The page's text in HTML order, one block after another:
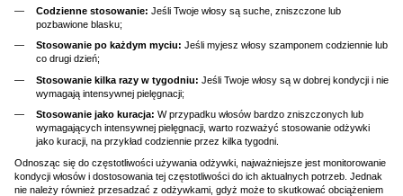
Codzienne stosowanie: Jeśli Twoje włosy są suche, zniszczone lub
pozbawione blasku;
Stosowanie po każdym myciu: Jeśli myjesz włosy szamponem codziennie lub
co drugi dzień;
Stosowanie kilka razy w tygodniu: Jeśli Twoje włosy są w dobrej kondycji i nie
wymagają intensywnej pielęgnacji;
Stosowanie jako kuracja: W przypadku włosów bardzo zniszczonych lub
wymagających intensywnej pielęgnacji, warto rozważyć stosowanie odżywki
jako kuracji, na przykład codziennie przez kilka tygodni.
Odnosząc się do częstotliwości używania odżywki, najważniejsze jest monitorowanie
kondycji włosów i dostosowania tej częstotliwości do ich aktualnych potrzeb. Jednak
nie należy również przesadzać z odżywkami, gdyż może to skutkować obciążeniem